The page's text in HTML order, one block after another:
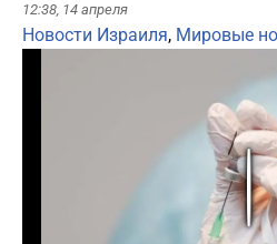
12:38, 14 апреля
Новости Израиля, Мировые